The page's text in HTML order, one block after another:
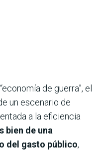
de guerra”, el
un escenario de
a la eficiencia
bien de una
del gasto público,